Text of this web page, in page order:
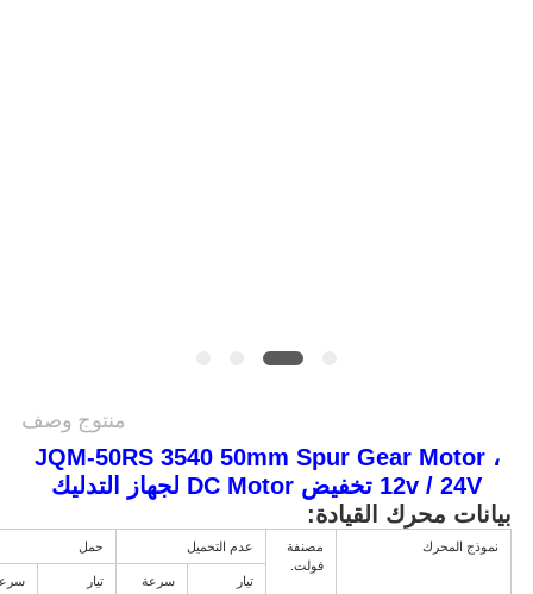
منتوج وصف
JQM-50RS 3540 50mm Spur Gear Motor ،
12v / 24V تخفيض DC Motor لجهاز التدليك
بيانات محرك القيادة:
نموذج المحرك
مصنفة
فولت.
عدم التحميل حمل
تيار سرعة تيار